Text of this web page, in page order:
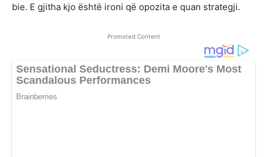
bie. E gjitha kjo është ironi që opozita e quan strategji.
Promoted Content